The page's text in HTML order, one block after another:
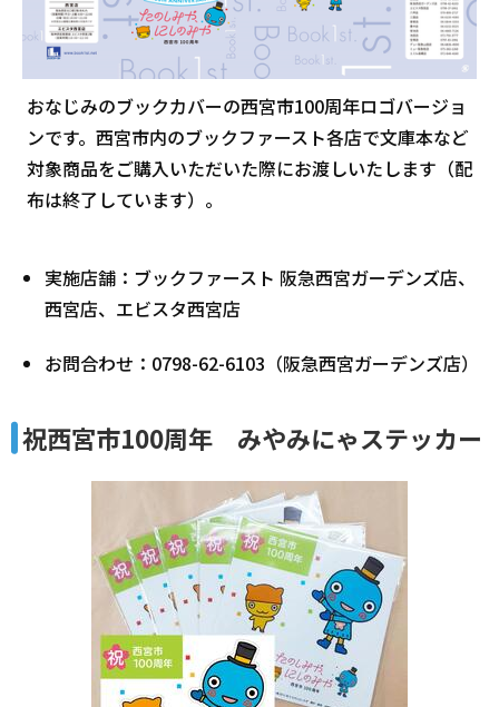
おなじみのブックカバーの西宮市100周年ロゴバージョ
ンです。西宮市内のブックファースト各店で文庫本など
対象商品をご購入いただいた際にお渡しいたします（配
布は終了しています）。
実施店舗：ブックファースト 阪急西宮ガーデンズ店、
西宮店、エビスタ西宮店
お問合わせ：0798-62-6103（阪急西宮ガーデンズ店）
祝西宮市100周年 みやみにゃステッカー